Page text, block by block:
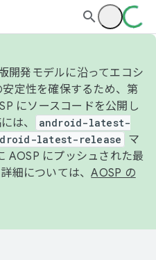
開発モデルに沿ってエコシ
定性を確保するため、第
にソースコードを公開し
は、
android-latest-
latest-release
マ
AOSP にプッシュされた最
細については、AOSP の